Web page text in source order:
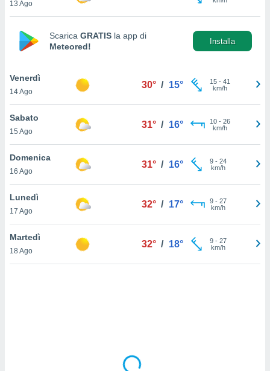
la
nella
cookie
il tuo
in
a piè
del
13 Ago
Scarica GRATIS la app di
Meteored!
Installa
Venerdì
14 Ago
30° / 15° 15- 41
km/h
Sabato
15 Ago
31° / 16° 10- 26
km/h
Domenica
16 Ago
31° / 16° 9- 24
km/h
Lunedì
17 Ago
32° / 17° 9- 27
km/h
Martedì
18 Ago
32° / 18° 9- 27
km/h